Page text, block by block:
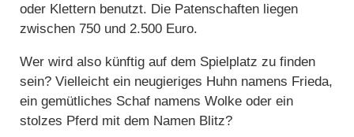
oder Klettern benutzt. Die Patenschaften liegen
zwischen 750 und 2.500 Euro.
Wer wird also künftig auf dem Spielplatz zu finden
sein? Vielleicht ein neugieriges Huhn namens Frieda,
ein gemütliches Schaf namens Wolke oder ein
stolzes Pferd mit dem Namen Blitz?